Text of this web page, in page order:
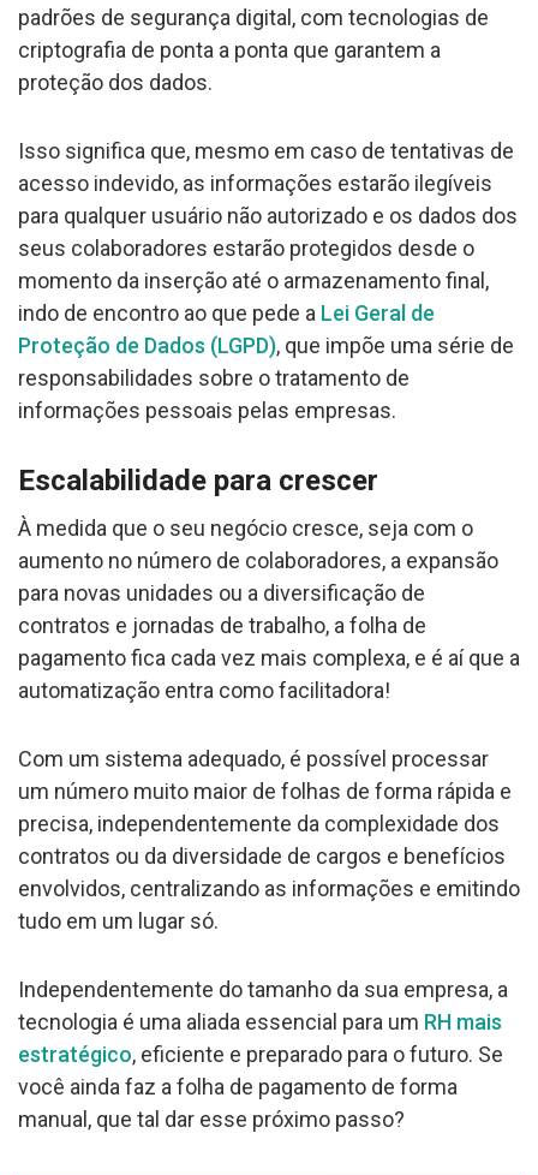
padrões de segurança digital, com tecnologias de
criptografia de ponta a ponta que garantem a
proteção dos dados.
Isso significa que, mesmo em caso de tentativas de
acesso indevido, as informações estarão ilegíveis
para qualquer usuário não autorizado e os dados dos
seus colaboradores estarão protegidos desde o
momento da inserção até o armazenamento final,
indo de encontro ao que pede a Lei Geral de
Proteção de Dados (LGPD), que impõe uma série de
responsabilidades sobre o tratamento de
informações pessoais pelas empresas.
Escalabilidade para crescer
À medida que o seu negócio cresce, seja com o
aumento no número de colaboradores, a expansão
para novas unidades ou a diversificação de
contratos e jornadas de trabalho, a folha de
pagamento fica cada vez mais complexa, e é aí que a
automatização entra como facilitadora!
Com um sistema adequado, é possível processar
um número muito maior de folhas de forma rápida e
precisa, independentemente da complexidade dos
contratos ou da diversidade de cargos e benefícios
envolvidos, centralizando as informações e emitindo
tudo em um lugar só.
Independentemente do tamanho da sua empresa, a
tecnologia é uma aliada essencial para um RH mais
estratégico, eficiente e preparado para o futuro. Se
você ainda faz a folha de pagamento de forma
manual, que tal dar esse próximo passo?